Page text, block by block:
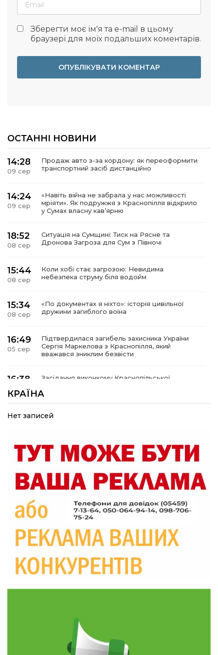
Зберегти моє ім'я та e-mail в цьому
браузері для моїх подальших коментарів.
ОСТАННІ НОВИНИ
14:28
09 сер
Продаж авто з-за кордону: як переоформити
транспортний засіб дистанційно
14:24
09 сер
«Навіть війна не забрала у нас можливості
мріяти». Як подружжя з Краснопілля відкрило
у Сумах власну кав’ярню
18:52
08 сер
Ситуація на Сумщині: Тиск на Рясне та
Дронова Загроза для Сум з Півночі
15:44
08 сер
Коли хобі стає загрозою: Невидима
небезпека струму біля водойм
15:34
08 сер
«По документах я ніхто»: історія цивільної
дружини загиблого воїна
16:49
05 сер
Підтвердилася загибель захисника України
Сергія Маркелова з Краснопілля, який
вважався зниклим безвісти
16:38
05 сер
Засідання виконкому Краснопільської
знищене житло та соціальний захист дітей
16:26
Краснопільщина під ворожими ударами: у
09:33
Не лише документи: несподівані речі, які
можуть врятувати життя під час обстрілу
09:26
05 сер
Що робити, якщо в нотаріальному документі
18:39
04 сер
разом створюють унікальний телепроєкт
09:52
04 сер
Родина Степаненків: від квітучого
прикордоння до втраченого дому
«Все закінчиться, приїду й одружуся…»: Пам’яті
26-річного Захисника Богдана Ємця (ВІДЕО)
КРАЇНА
Нет записей